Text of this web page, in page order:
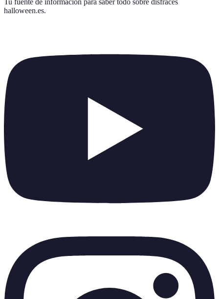
Tu fuente de información para saber todo sobre disfraces
halloween.es.